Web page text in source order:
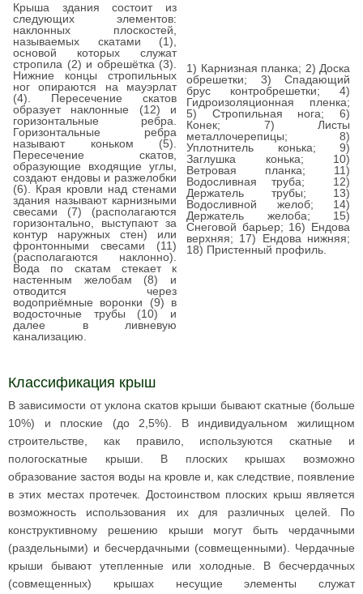
Крыша здания состоит из
следующих элементов:
наклонных плоскостей,
называемых скатами (1),
основой которых служат
стропила (2) и обрешётка (3).
Нижние концы стропильных
ног опираются на мауэрлат
(4). Пересечение скатов
образует наклонные (12) и
горизонтальные ребра.
Горизонтальные ребра
называют коньком (5).
Пересечение скатов,
образующие входящие углы,
создают ендовы и разжелобки
(6). Края кровли над стенами
здания называют карнизными
свесами (7) (располагаются
горизонтально, выступают за
контур наружных стен) или
фронтонными свесами (11)
(располагаются наклонно).
Вода по скатам стекает к
настенным желобам (8) и
отводится через
водоприёмные воронки (9) в
водосточные трубы (10) и
далее в ливневую
канализацию.
1) Карнизная планка; 2) Доска
обрешетки; 3) Спадающий
брус контробрешетки; 4)
Гидроизоляционная пленка;
5) Стропильная нога; 6)
Конек; 7) Листы
металлочерепицы; 8)
Уплотнитель конька; 9)
Заглушка конька; 10)
Ветровая планка; 11)
Водосливная труба; 12)
Держатель трубы; 13)
Водосливной желоб; 14)
Держатель желоба; 15)
Снеговой барьер; 16) Ендова
верхняя; 17) Ендова нижняя;
18) Пристенный профиль.
Классификация крыш
В зависимости от уклона скатов крыши бывают скатные (больше
10%) и плоские (до 2,5%). В индивидуальном жилищном
строительстве, как правило, используются скатные и
пологоскатные крыши. В плоских крышах возможно
образование застоя воды на кровле и, как следствие, появление
в этих местах протечек. Достоинством плоских крыш является
возможность использования их для различных целей. По
конструктивному решению крыши могут быть чердачными
(раздельными) и бесчердачными (совмещенными). Чердачные
крыши бывают утепленные или холодные. В бесчердачных
(совмещенных) крышах несущие элементы служат